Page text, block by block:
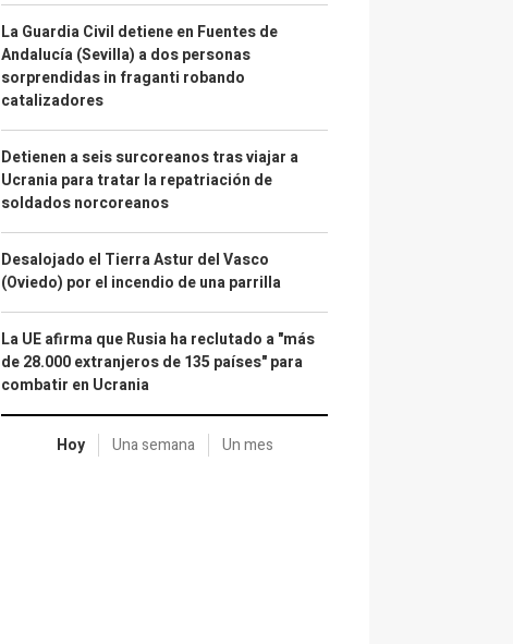
La Guardia Civil detiene en Fuentes de
Andalucía (Sevilla) a dos personas
sorprendidas in fraganti robando
catalizadores
Detienen a seis surcoreanos tras viajar a
Ucrania para tratar la repatriación de
soldados norcoreanos
Desalojado el Tierra Astur del Vasco
(Oviedo) por el incendio de una parrilla
La UE afirma que Rusia ha reclutado a "más
de 28.000 extranjeros de 135 países" para
combatir en Ucrania
Hoy Una semana Un mes